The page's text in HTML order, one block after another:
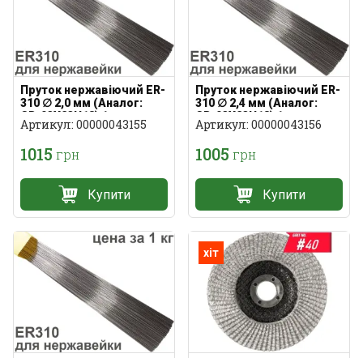
Пруток нержавіючий ER-
310 ∅ 2,0 мм (Аналог:
СВ-03Х23Н18) 1 кг
Артикул: 00000043155
1015 грн
Купити
Пруток нержавіючий ER-
310 ∅ 2,4 мм (Аналог:
СВ-03Х23Н18) 1 кг
Артикул: 00000043156
1005 грн
Купити
хіт